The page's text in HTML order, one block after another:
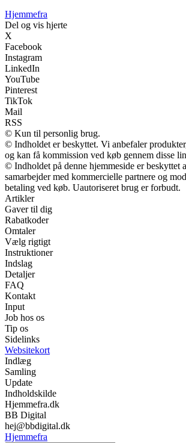
Hjemmefra
Del og vis hjerte
X
Facebook
Instagram
LinkedIn
YouTube
Pinterest
TikTok
Mail
RSS
© Kun til personlig brug.
© Indholdet er beskyttet. Vi anbefaler
og kan få kommission ved køb gennem disse
© Indholdet på denne hjemmeside er beskyttet
samarbejder med kommercielle partnere og
betaling ved køb. Uautoriseret brug er forbudt.
Artikler
Gaver til dig
Rabatkoder
Omtaler
Vælg rigtigt
Instruktioner
Indslag
Detaljer
FAQ
Kontakt
Input
Job hos os
Tip os
Sidelinks
Websitekort
Indlæg
Samling
Update
Indholdskilde
Hjemmefra.dk
BB Digital
hej@bbdigital.dk
Hjemmefra